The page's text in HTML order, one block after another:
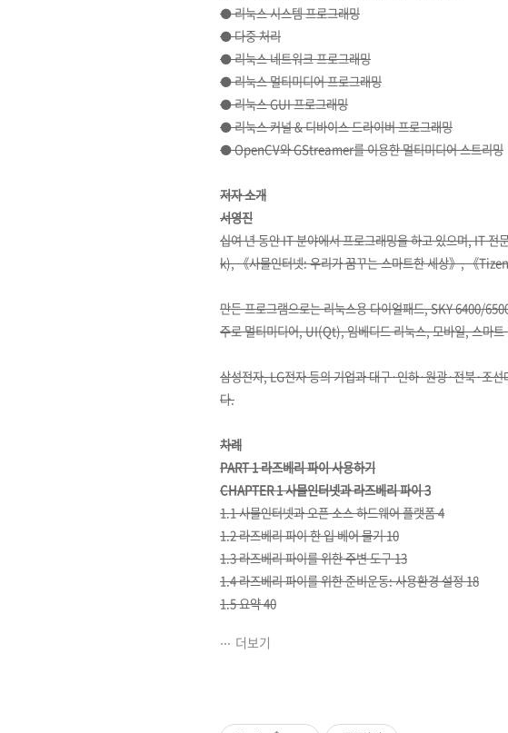
⚫ 리눅스 시스템 프로그래밍
⚫ 다중 처리
⚫ 리눅스 네트워크 프로그래밍
⚫ 리눅스 멀티미디어 프로그래밍
⚫ 리눅스 GUI 프로그래밍
⚫ 리눅스 커널 & 디바이스 드라이버 프로그래밍
⚫ OpenCV와 GStreamer를 이용한 멀티미디어 스트리밍
저자 소개
서영진
십여 년 동안 IT 분야에서 프로그래밍을 하고 있으며, IT
k), 《사물인터넷: 우리가 꿈꾸는 스마트한 세상》, 《
만든 프로그램으로는 리눅스용 다이얼패드, SKY 6400/
주로 멀티미디어, UI(Qt), 임베디드 리눅스, 모바일, 스마
삼성전자, LG전자 등의 기업과 대구·인하·원광·전북·조
다.
차례
PART 1 라즈베리 파이 사용하기
CHAPTER 1 사물인터넷과 라즈베리 파이 3
1.1 사물인터넷과 오픈 소스 하드웨어 플랫폼 4
1.2 라즈베리 파이 한 입 베어 물기 10
1.3 라즈베리 파이를 위한 주변 도구 13
1.4 라즈베리 파이를 위한 준비운동: 사용환경 설정 18
1.5 요약 40
더보기